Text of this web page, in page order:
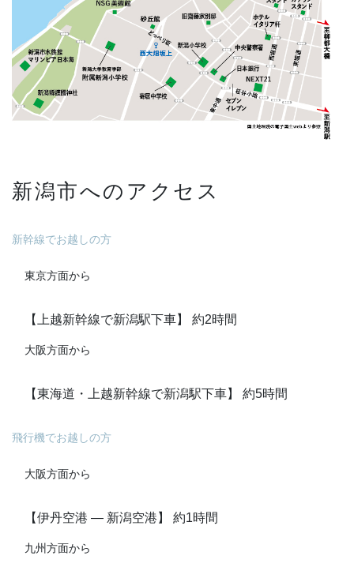
新潟市へのアクセス
新幹線でお越しの方
東京方面から
【上越新幹線で新潟駅下車】 約2時間
大阪方面から
【東海道・上越新幹線で新潟駅下車】 約5時間
飛行機でお越しの方
大阪方面から
【伊丹空港 ― 新潟空港】 約1時間
九州方面から